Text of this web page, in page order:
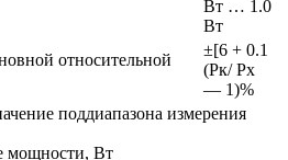
Вт … 1.0
Вт
относительной
±[6 + 0.1
(Рк/ Рх
— 1)%
поддиапазона измерения
мощности, Вт